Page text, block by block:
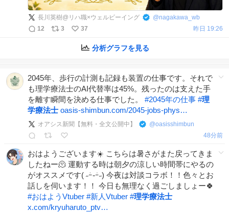
長川英樹@リハ職×ウェルビーイング @nagakawa_wb
12
3 37 昨日 19:26
分析グラフを見る
2045年、歩行の計測も記録も装置の仕事です。それで
も理学療法士のAI代替率は45%。残ったのは支えた手
を離す瞬間を決める仕事でした。 #2045年の仕事 #理
学療法士 oasis-shimbun.com/2045-jobs-phys…
オアシス新聞【無料・全文公開中】 @oasisshimbun
48分前
おはようございます☀️ こちらは暑さがまた戻ってきま
したねー🫠 運動する時は朝夕の涼しい時間帯にやるの
がオススメです( ˶ｰ̀֊ｰ́˶) 今夜は対談コラボ！！色々とお
話しを伺います！！ 今日も無理なく過ごしましょー🍀
#おはようVtuber #新人Vtuber #理学療法士
x.com/kryuharuto_ptv…